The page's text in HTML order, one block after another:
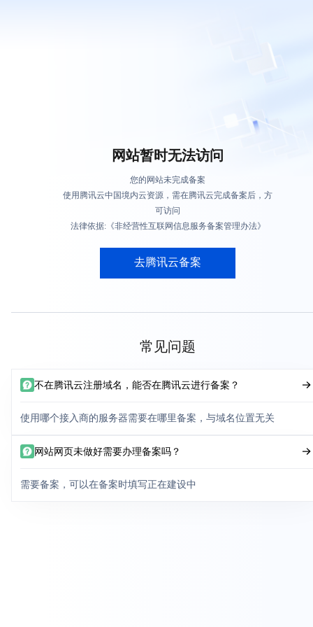
网站暂时无法访问
您的网站未完成备案
使用腾讯云中国境内云资源，需在腾讯云完成备案后，方
可访问
法律依据:《非经营性互联网信息服务备案管理办法》
去腾讯云备案
常见问题
不在腾讯云注册域名，能否在腾讯云进行备案？
使用哪个接入商的服务器需要在哪里备案，与域名位置无关
网站网页未做好需要办理备案吗？
需要备案，可以在备案时填写正在建设中